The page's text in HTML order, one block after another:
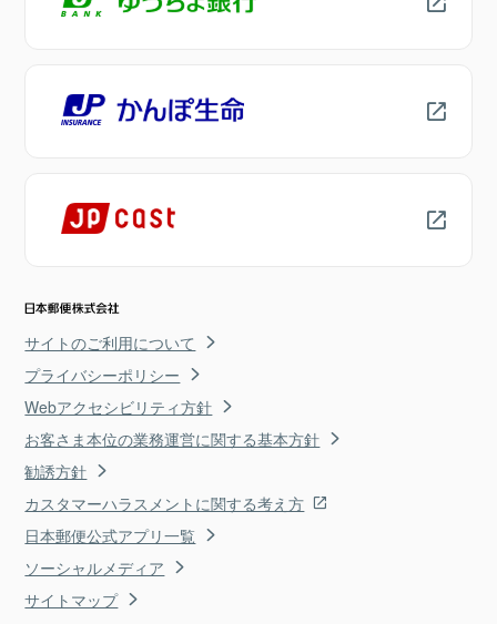
サイトのご利用について
プライバシーポリシー
Webアクセシビリティ方針
お客さま本位の業務運営に関する基本方針
勧誘方針
カスタマーハラスメントに関する考え方
日本郵便公式アプリ一覧
ソーシャルメディア
サイトマップ